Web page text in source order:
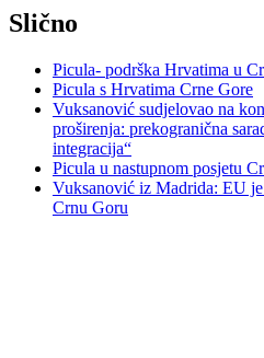
Slično
Picula- podrška Hrvatima u
Picula s Hrvatima Crne Gore
Vuksanović sudjelovao na
proširenja: prekogranična
integracija“
Picula u nastupnom posjetu
Vuksanović iz Madrida: EU
Crnu Goru